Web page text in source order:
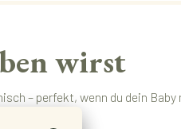
wirst
– perfekt, wenn du dein Baby